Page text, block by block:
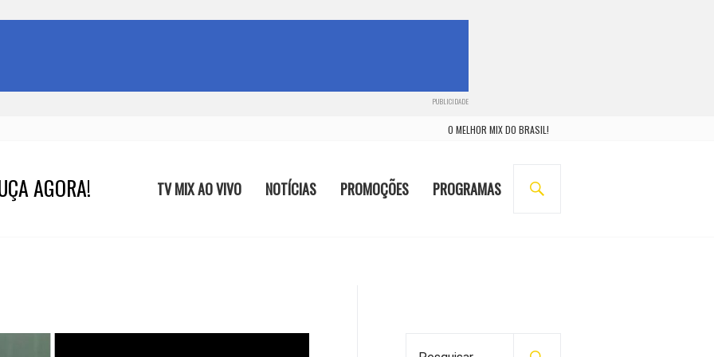
PUBLICIDADE
O MELHOR MIX DO BRASIL!
AGORA! TV MIX AO VIVO NOTÍCIAS PROMOÇÕES PROGRAMAS